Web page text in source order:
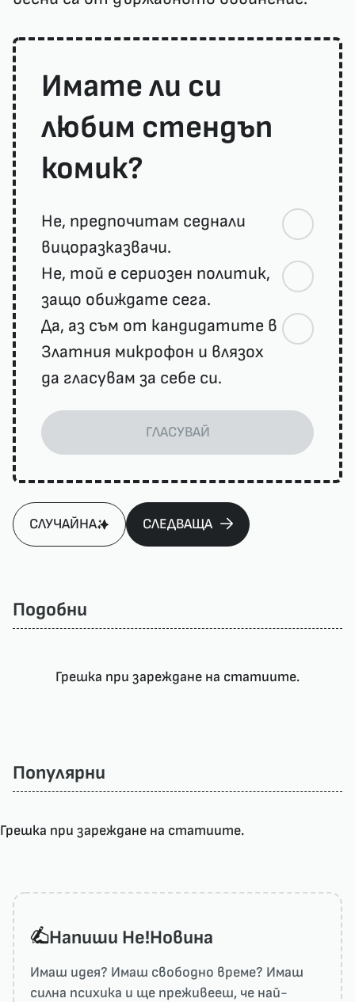
Имате ли си
любим стендъп
комик?
Не, предпочитам седнали
вицоразказвачи.
Не, той е сериозен политик,
защо обиждате сега.
Да, аз съм от кандидатите в
Златния микрофон и влязох
да гласувам за себе си.
ГЛАСУВАЙ
СЛУЧАЙНА СЛЕДВАЩА
Подобни
Грешка при зареждане на статиите.
Популярни
Грешка при зареждане на статиите.
Напиши He!Новина
Имаш идея? Имаш свободно време? Имаш
силна психика и ще преживееш, че най-